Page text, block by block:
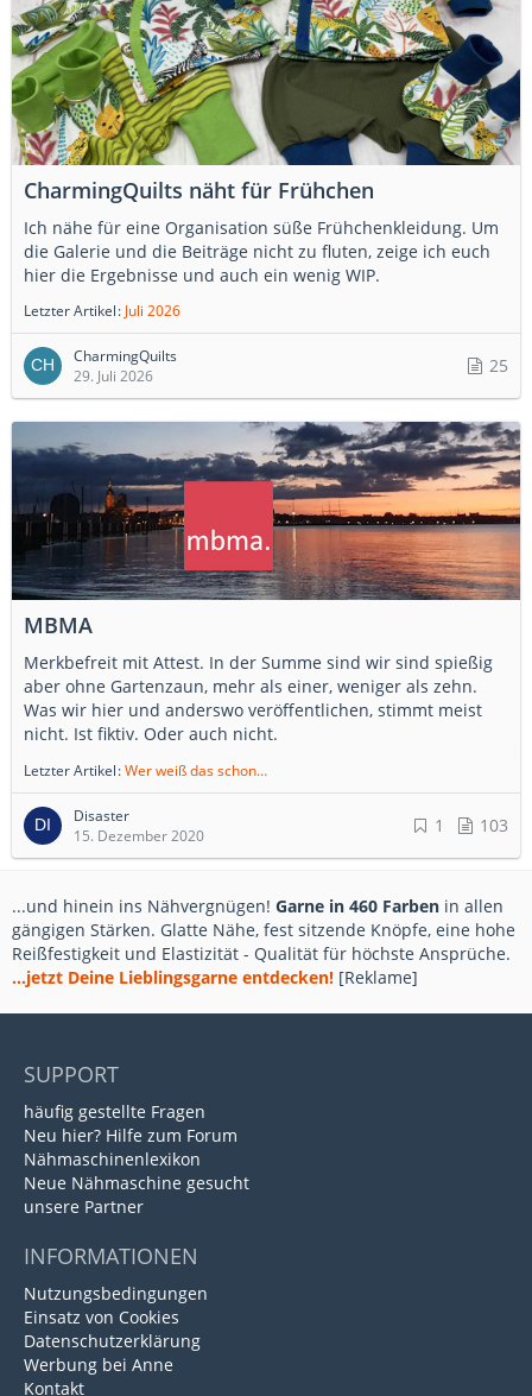
CharmingQuilts näht für Frühchen
Ich nähe für eine Organisation süße Frühchenkleidung. Um
die Galerie und die Beiträge nicht zu fluten, zeige ich euch
hier die Ergebnisse und auch ein wenig WIP.
Letzter Artikel Juli 2026
CharmingQuilts
29. Juli 2026
25
MBMA
Merkbefreit mit Attest. In der Summe sind wir sind spießig
aber ohne Gartenzaun, mehr als einer, weniger als zehn.
Was wir hier und anderswo veröffentlichen, stimmt meist
nicht. Ist fiktiv. Oder auch nicht.
Letzter Artikel Wer weiß das schon…
Disaster
15. Dezember 2020
1 103
...und hinein ins Nähvergnügen! Garne in 460 Farben in allen
gängigen Stärken. Glatte Nähe, fest sitzende Knöpfe, eine hohe
Reißfestigkeit und Elastizität - Qualität für höchste Ansprüche.
...jetzt Deine Lieblingsgarne entdecken! [Reklame]
SUPPORT
häufig gestellte Fragen
Neu hier? Hilfe zum Forum
Nähmaschinenlexikon
Neue Nähmaschine gesucht
unsere Partner
INFORMATIONEN
Nutzungsbedingungen
Einsatz von Cookies
Datenschutzerklärung
Werbung bei Anne
Kontakt